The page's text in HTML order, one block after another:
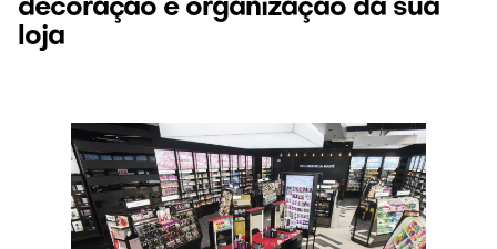
decoração e organização da sua
loja